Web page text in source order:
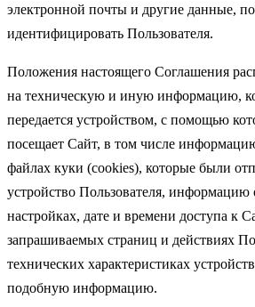
электронной почты и другие данные,
идентифицировать Пользователя.
Положения настоящего Соглашения
на техническую и иную информацию,
передается устройством, с помощью
посещает Сайт, в том числе
файлах куки (cookies), которые были
устройство Пользователя, информацию
настройках, дате и времени доступа к
запрашиваемых страниц и действиях
технических характеристиках
подобную информацию.